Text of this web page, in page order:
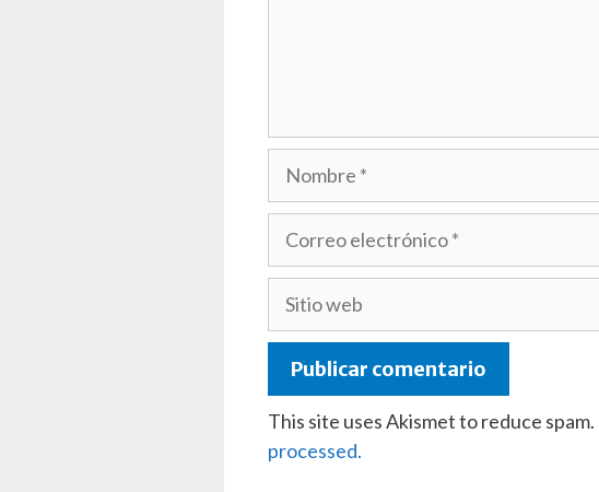
This site uses Akismet to reduce spam.
processed.